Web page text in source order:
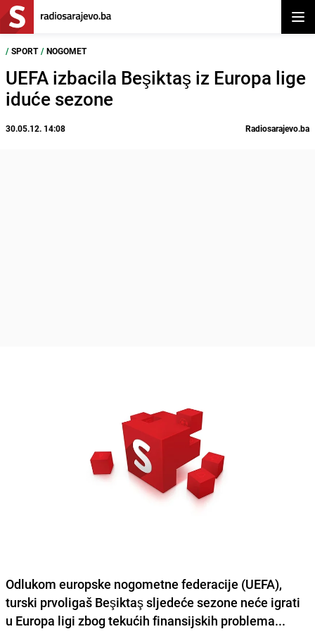
/ SPORT / NOGOMET
UEFA izbacila Beşiktaş iz Europa lige
iduće sezone
30.05.12. 14:08 Radiosarajevo.ba
Odlukom europske nogometne federacije (UEFA),
turski prvoligaš Beşiktaş sljedeće sezone neće igrati
u Europa ligi zbog tekućih finansijskih problema...